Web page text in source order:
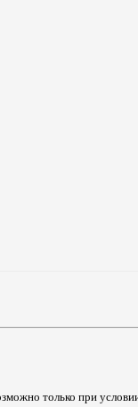
только при